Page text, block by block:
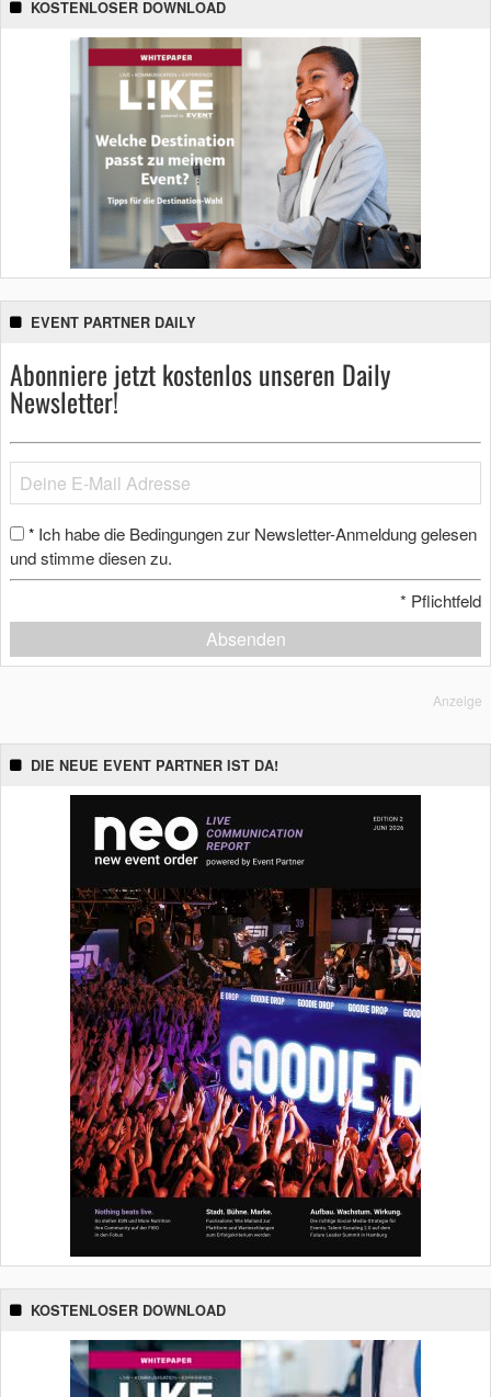
KOSTENLOSER DOWNLOAD
EVENT PARTNER DAILY
Abonniere jetzt kostenlos unseren Daily
Newsletter!
* Ich habe die Bedingungen zur Newsletter-Anmeldung gelesen
und stimme diesen zu.
* Pflichtfeld
Absenden
Anzeige
DIE NEUE EVENT PARTNER IST DA!
KOSTENLOSER DOWNLOAD